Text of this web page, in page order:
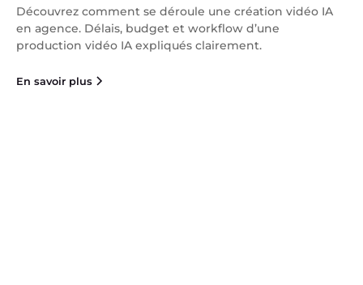
Découvrez comment se déroule une création vidéo IA
en agence. Délais, budget et workflow d’une
production vidéo IA expliqués clairement.
En savoir plus